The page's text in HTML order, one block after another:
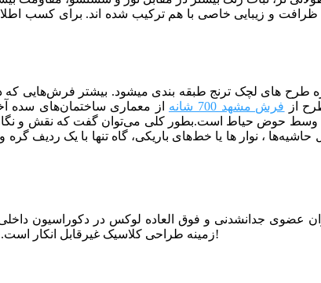
در زمره طرح های لچک ترنج طبقه بندی می­شود. بیشتر
از فرش مشهد 700 شانه
از معماری ساختمان‌های سده
وسط حوض حیاط است.بطور کلی می‌توان گفت که نقش و
، نوار ها یا خط‌های باریکی، ‌گاه تنها با یک ردیف گره
عضوی جدانشدنی و فوق العاده لوکس در دکوراسیون
زمینه طراحی کلاسیک غیرقابل انکار است. گاهی اوقات تجسم یک فضای کلاسیک شیک و لوکس بدون یک تخته فرش ایرانی واقعا غیرقابل تصور است!